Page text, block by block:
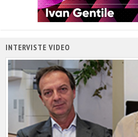
INTERVISTE VIDEO